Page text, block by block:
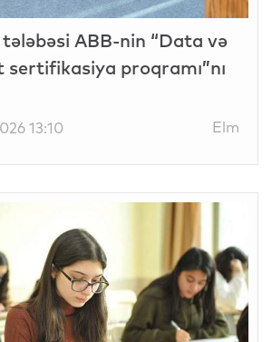
ABB-nin “Data və
proqramı”nı
13:10 Elm